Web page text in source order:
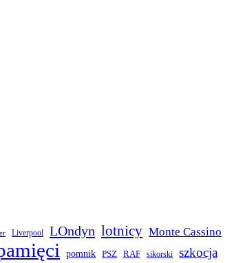
Liverpool LOndyn lotnicy Monte Cassino
pomnik PSZ RAF sikorski szkocja